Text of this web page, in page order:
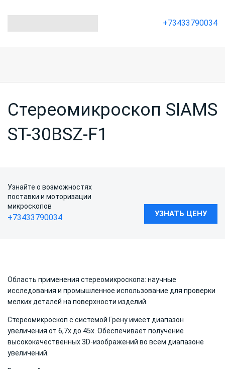
+73433790034
Стереомикроскоп SIAMS
ST-30BSZ-F1
Узнайте о возможностях
поставки и моторизации
микроскопов
+73433790034 УЗНАТЬ ЦЕНУ
Область применения стереомикроскопа: научные
исследования и промышленное использование для проверки
мелких деталей на поверхности изделий.
Стереомикроскоп с системой Грену имеет диапазон
увеличения от 6,7х до 45х. Обеспечивает получение
высококачественных 3D-изображений во всем диапазоне
увеличений.